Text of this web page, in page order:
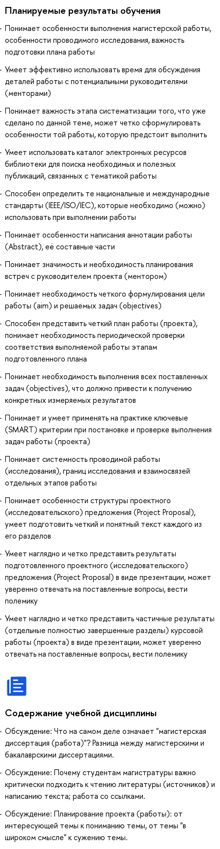
Планируемые результаты обучения
Понимает особенности выполнения магистерской работы,
особенности проводимого исследования, важность
подготовки плана работы
Умеет эффективно использовать время для обсуждения
деталей работы с потенциальными руководителями
(менторами)
Понимает важность этапа систематизации того, что уже
сделано по данной теме, может четко сформулировать
особенности той работы, которую предстоит выполнить
Умеет использовать каталог электронных ресурсов
библиотеки для поиска необходимых и полезных
публикаций, связанных с тематикой работы
Способен определить те национальные и международные
стандарты (IEEE/ISO/IEC), которые необходимо (можно)
использовать при выполнении работы
Понимает особенности написания аннотации работы
(Abstract), её составные части
Понимает значимость и необходимость планирования
встреч с руководителем проекта (ментором)
Понимает необходимость четкого формулирования цели
работы (aim) и решаемых задач (objectives)
Способен представить четкий план работы (проекта),
понимает необходимость периодической проверки
соответствия выполняемой работы этапам
подготовленного плана
Понимает необходимость выполнения всех поставленных
задач (objectives), что должно привести к получению
конкретных измеряемых результатов
Понимает и умеет применять на практике ключевые
(SMART) критерии при постановке и проверке выполнения
задач работы (проекта)
Понимает системность проводимой работы
(исследования), границ исследования и взаимосвязей
отдельных этапов работы
Понимает особенности структуры проектного
(исследовательского) предложения (Project Proposal),
умеет подготовить четкий и понятный текст каждого из
его разделов
Умеет наглядно и четко представить результаты
подготовленного проектного (исследовательского)
предложения (Project Proposal) в виде презентации, может
уверенно отвечать на поставленные вопросы, вести
полемику
Умеет наглядно и четко представить частичные результаты
(отдельные полностью завершенные разделы) курсовой
работы (проекта) в виде презентации, может уверенно
отвечать на поставленные вопросы, вести полемику
Содержание учебной дисциплины
Обсуждение: Что на самом деле означает "магистерская
диссертация (работа)"? Разница между магистерскими и
бакалаврскими диссертациями.
Обсуждение: Почему студентам магистратуры важно
критически подходить к чтению литературы (источников) и
написанию текста; работа со ссылками.
Обсуждение: Планирование проекта (работы): от
интересующей темы к пониманию темы, от темы "в
широком смысле" к сужению темы.